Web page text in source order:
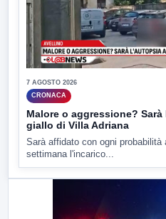
7 AGOSTO 2026
CRONACA
Malore o aggressione?
giallo di Villa Adriana
Sarà affidato con ogni probabilità
settimana l'incarico...